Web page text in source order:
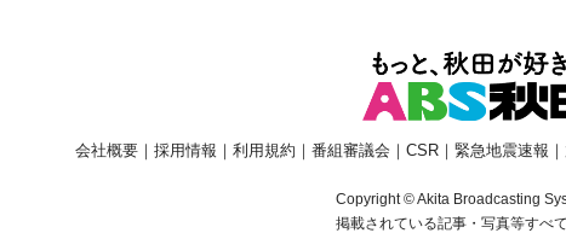
会社概要｜ 採用情報 ｜ 利用規約 ｜ 番組審議会 ｜ CSR｜ 緊急地震速報 ｜
Copyright © Akita Broadcasting
掲載されている記事・写真等すべ